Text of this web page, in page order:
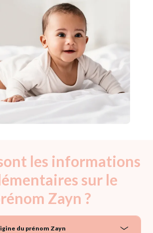
les informations
sur le
Zayn ?
du prénom Zayn